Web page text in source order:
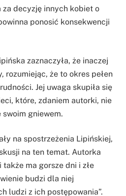
decyzję innych kobiet o
ponosić konsekwencji
zaznaczyła, że inaczej
rozumiejąc, że to okres pełen
Jej uwaga skupiła się
które, zdaniem autorki, nie
gniewem.
na spostrzeżenia Lipińskiej,
na ten temat. Autorka
ma gorsze dni i złe
budzi dla niej
ludzi z ich postępowania”.